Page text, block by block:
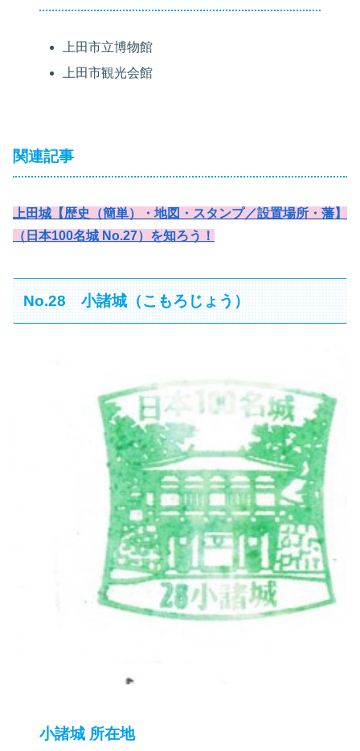
上田市立博物館
上田市観光会館
関連記事
上田城【歴史（簡単）・地図・スタンプ／設置場所・藩】
（日本100名城 No.27）を知ろう！
No.28 小諸城（こもろじょう）
小諸城 所在地